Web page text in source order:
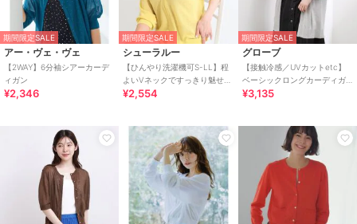
期間限定SALE
アー・ヴェ・ヴェ
【2WAY】6分袖シアーカーデ
ィガン
¥2,346
期間限定SALE
シューラルー
【ひんやり洗濯機可S-LL】程
よいVネックですっきり魅せる
ジップアップ 7分袖シアーカー
¥2,554
期間限定SALE
グローブ
【接触冷感／UVカットetc】
ベーシックロングカーディガ
ン
¥3,135